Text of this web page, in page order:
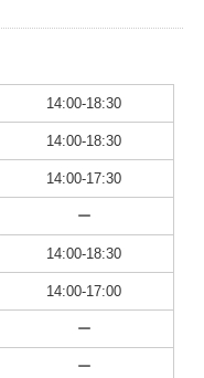
14:00-18:30
14:00-18:30
14:00-17:30
ー
14:00-18:30
14:00-17:00
ー
ー